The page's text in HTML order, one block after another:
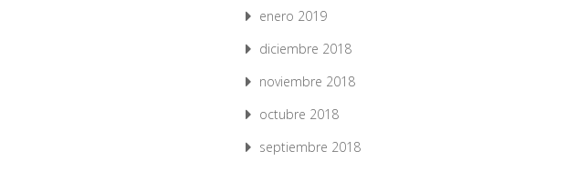
enero 2019
diciembre 2018
noviembre 2018
octubre 2018
septiembre 2018